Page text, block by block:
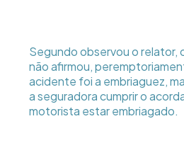
Segundo observou o relator,
não afirmou,
acidente foi a embriaguez,
a seguradora cumprir o
motorista estar embriagado.